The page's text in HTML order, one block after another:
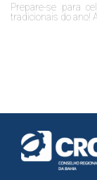
Prepare-se para
tradicionais do ano!